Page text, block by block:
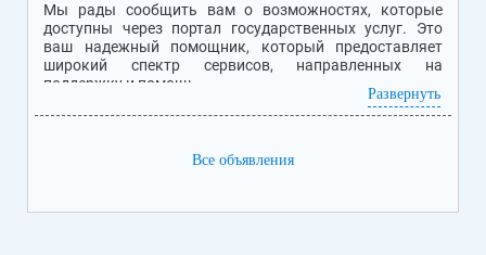
Мы рады сообщить вам о возможностях, которые
доступны через портал государственных услуг. Это
ваш надежный помощник, который предоставляет
широкий спектр сервисов, направленных на
поддержку и помощь.
специальной военной операции (СВО), семьям
Развернуть
Все объявления